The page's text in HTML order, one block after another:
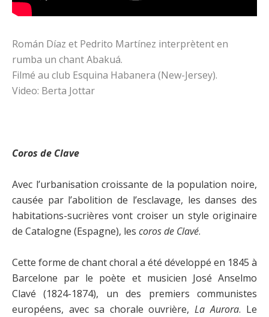
Román Díaz et Pedrito Martínez interprètent en
rumba un chant Abakuá.
Filmé au club Esquina Habanera (New-Jersey).
Video: Berta Jottar
Coros de Clave
Avec l’urbanisation croissante de la population noire,
causée par l’abolition de l’esclavage, les danses des
habitations-sucrières vont croiser un style originaire
de Catalogne (Espagne), les coros de Clavé.
Cette forme de chant choral a été développé en 1845 à
Barcelone par le poète et musicien José Anselmo
Clavé (1824-1874), un des premiers communistes
européens, avec sa chorale ouvrière,La Aurora. Le